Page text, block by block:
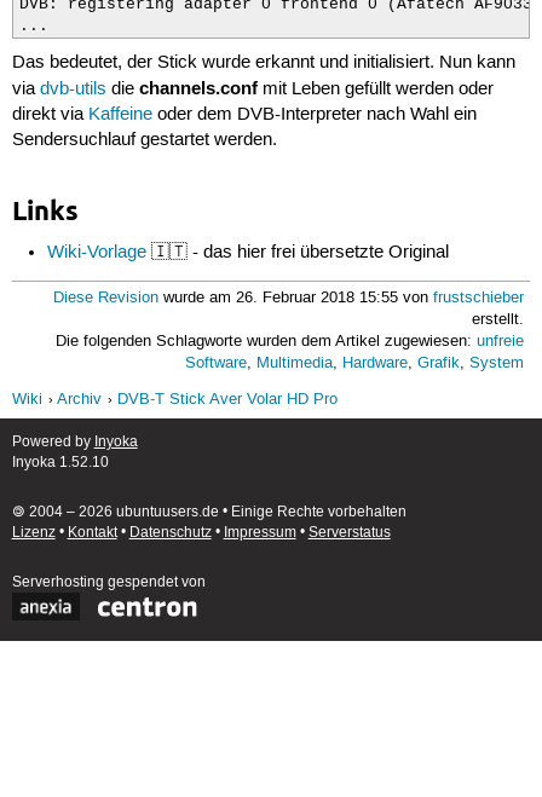
DVB: registering adapter 0 frontend 0 (Afatech AF9033
...
Das bedeutet, der Stick wurde erkannt und initialisiert. Nun kann
viadvb-utils die channels.confmit Leben gefüllt werden oder
direkt via Kaffeineoder dem DVB-Interpreter nach Wahl ein
Sendersuchlauf gestartet werden.
Links
Wiki-Vorlage 🇮🇹 - das hier frei übersetzte Original
Diese Revision wurde am 26. Februar 2018 15:55 vonfrustschieber
erstellt.
Die folgenden Schlagworte wurden dem Artikel zugewiesen:unfreie
Software, Multimedia, Hardware,Grafik,System
Wiki
Archiv DVB-T Stick Aver Volar HD Pro
Powered by Inyoka
Inyoka 1.52.10
🄯 2004 – 2026 ubuntuusers.de • Einige Rechte vorbehalten
Lizenz• Kontakt• Datenschutz• Impressum• Serverstatus
Serverhosting gespendet von